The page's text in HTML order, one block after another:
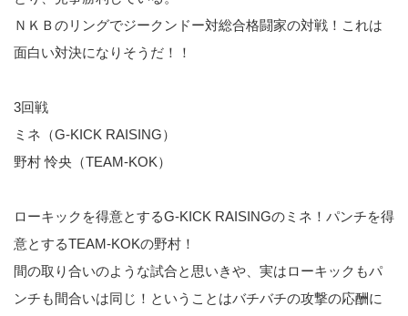
ＮＫＢのリングでジークンドー対総合格闘家の対戦！これは
面白い対決になりそうだ！！
3回戦
ミネ（G-KICK RAISING）
野村 怜央（TEAM-KOK）
ローキックを得意とするG-KICK RAISINGのミネ！パンチを得
意とするTEAM-KOKの野村！
間の取り合いのような試合と思いきや、実はローキックもパ
ンチも間合いは同じ！ということはバチバチの攻撃の応酬に